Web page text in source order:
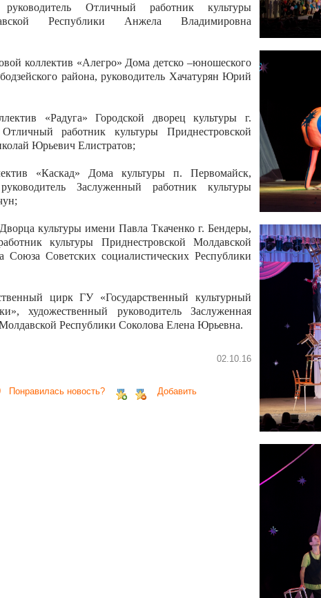
руководитель Отличный работник культуры
Республики Анжела Владимировна
коллектив «Алегро» Дома детско –юношеского
района, руководитель Хачатурян Юрий
«Радуга» Городской дворец культуры г.
работник культуры Приднестровской
Юрьевич Елистратов;
«Каскад» Дома культуры п. Первомайск,
Заслуженный работник культуры
культуры имени Павла Ткаченко г. Бендеры,
культуры Приднестровской Молдавской
Союза Советских социалистических Республики
цирк ГУ «Государственный культурный
художественный руководитель Заслуженная
Республики Соколова Елена Юрьевна.
02.10.16
Понравилась новость?
Добавить